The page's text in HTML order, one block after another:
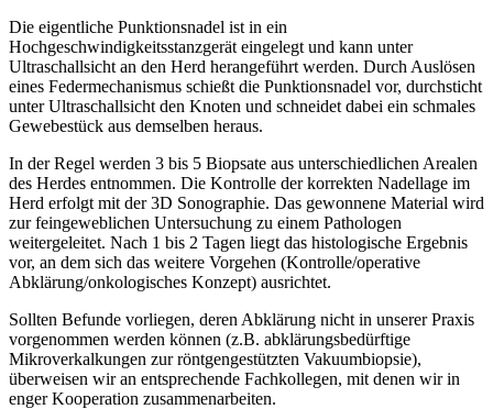
Die eigentliche Punktionsnadel ist in ein
Hochgeschwindigkeitsstanzgerät eingelegt und kann unter
Ultraschallsicht an den Herd herangeführt werden. Durch Auslösen
eines Federmechanismus schießt die Punktionsnadel vor, durchsticht
unter Ultraschallsicht den Knoten und schneidet dabei ein schmales
Gewebestück aus demselben heraus.
In der Regel werden 3 bis 5 Biopsate aus unterschiedlichen Arealen
des Herdes entnommen. Die Kontrolle der korrekten Nadellage im
Herd erfolgt mit der 3D Sonographie. Das gewonnene Material wird
zur feingeweblichen Untersuchung zu einem Pathologen
weitergeleitet. Nach 1 bis 2 Tagen liegt das histologische Ergebnis
vor, an dem sich das weitere Vorgehen (Kontrolle/operative
Abklärung/onkologisches Konzept) ausrichtet.
Sollten Befunde vorliegen, deren Abklärung nicht in unserer Praxis
vorgenommen werden können (z.B. abklärungsbedürftige
Mikroverkalkungen zur röntgengestützten Vakuumbiopsie),
überweisen wir an entsprechende Fachkollegen, mit denen wir in
enger Kooperation zusammenarbeiten.